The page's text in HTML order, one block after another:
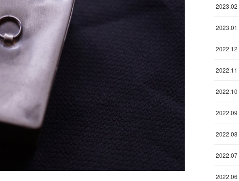
2023.02
2023.01
2022.12
2022.11
2022.10
2022.09
2022.08
2022.07
2022.06